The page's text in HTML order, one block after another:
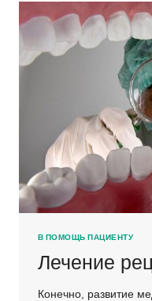
В ПОМОЩЬ ПАЦИЕНТУ
Лечение
Конечно, развитие